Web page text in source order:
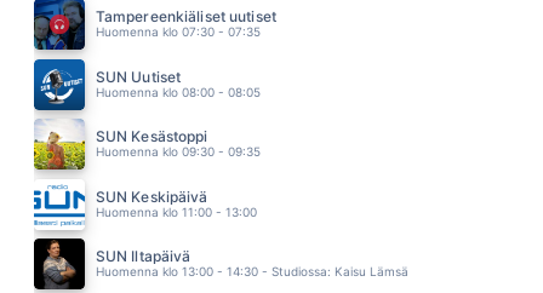
ANNA PUU
15.15
HELI RUOTSALAINEN
15.11
Tampereenkiäliset uutiset
Huomenna klo 07:30 - 07:35
SUN Uutiset
Huomenna klo 08:00 - 08:05
SUN Kesästoppi
Huomenna klo 09:30 - 09:35
SUN Keskipäivä
Huomenna klo 11:00 - 13:00
SUN Iltapäivä
Huomenna klo 13:00 - 14:30 - Studiossa: Kaisu Lämsä